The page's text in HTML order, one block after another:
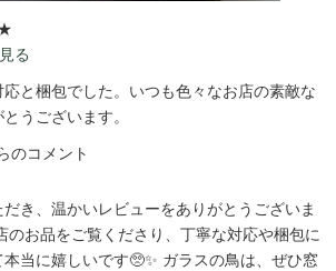
る
と梱包でした。いつも色々なお店の素敵な
うございます。
のコメント
き、温かいレビューをありがとうございま
のお品をご覧くださり、丁寧な対応や梱包に
当に嬉しいです🥺✨ ガラスの鳥は、ぜひ窓